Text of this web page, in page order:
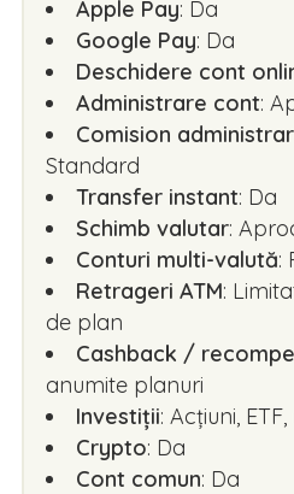
Apple Pay: Da
Google Pay: Da
Deschidere cont
Administrare cont:
Comision
Standard
Transfer instant: Da
Schimb valutar:
Conturi multi-valută:
Retrageri ATM:
de plan
Cashback /
anumite planuri
Investiții: Acțiuni,
Crypto: Da
Cont comun: Da